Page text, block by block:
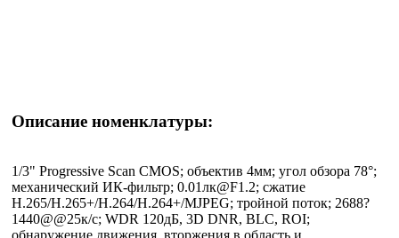
Описание номенклатуры:
1/3" Progressive Scan CMOS; объектив 4мм; угол обзора 78°;
механический ИК-фильтр; 0.01лк@F1.2; сжатие
H.265/H.265+/H.264/H.264+/MJPEG; тройной поток; 2688?
1440@@25к/с; WDR 120дБ, 3D DNR, BLC, ROI;